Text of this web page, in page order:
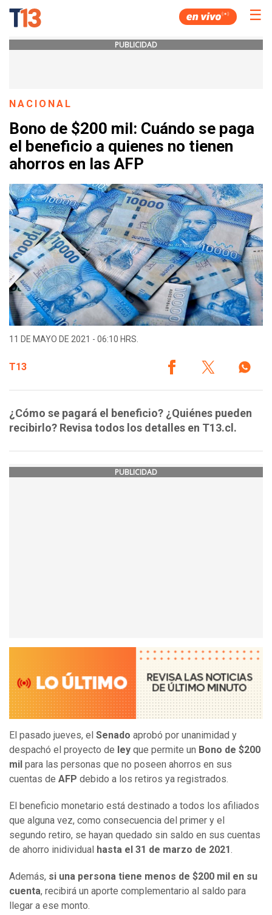
☰
PUBLICIDAD
NACIONAL
Bono de $200 mil: Cuándo se paga
el beneficio a quienes no tienen
ahorros en las AFP
11 DE MAYO DE 2021 - 06:10 HRS.
T13
¿Cómo se pagará el beneficio? ¿Quiénes pueden
recibirlo? Revisa todos los detalles en T13.cl.
PUBLICIDAD
El pasado jueves, el Senado aprobó por unanimidad y
despachó el proyecto de ley que permite un Bono de $200
mil para las personas que no poseen ahorros en sus
cuentas de AFP debido a los retiros ya registrados.
El beneficio monetario está destinado a todos los afiliados
que alguna vez, como consecuencia del primer y el
segundo retiro, se hayan quedado sin saldo en sus cuentas
de ahorro inidividual hasta el 31 de marzo de 2021.
Además, si una persona tiene menos de $200 mil en su
cuenta, recibirá un aporte complementario al saldo para
llegar a ese monto.